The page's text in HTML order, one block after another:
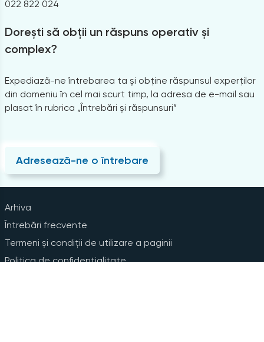
022 822 024
Dorești să obții un răspuns operativ și
complex?
Expediază-ne întrebarea ta și obține răspunsul experților
din domeniu în cel mai scurt timp, la adresa de e-mail sau
plasat în rubrica „Întrebări și răspunsuri”
Adresează-ne o întrebare
Arhiva
Întrebări frecvente
Termeni și condiții de utilizare a paginii
Politica de confidențialitate